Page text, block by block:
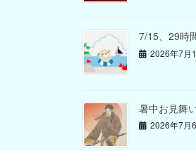
7/15、29時
2026年7月
暑中お見舞
2026年7月